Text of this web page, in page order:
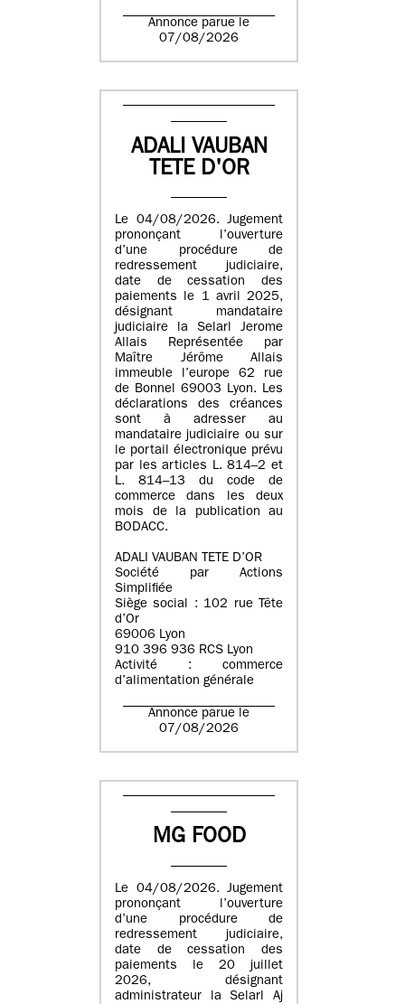
Annonce parue le
07/08/2026
ADALI VAUBAN
TETE D'OR
Le 04/08/2026. Jugement
prononçant l’ouverture
d’une procédure de
redressement judiciaire,
date de cessation des
paiements le 1 avril 2025,
désignant mandataire
judiciaire la Selarl Jerome
Allais Représentée par
Maître Jérôme Allais
immeuble l’europe 62 rue
de Bonnel 69003 Lyon. Les
déclarations des créances
sont à adresser au
mandataire judiciaire ou sur
le portail électronique prévu
par les articles L. 814–2 et
L. 814–13 du code de
commerce dans les deux
mois de la publication au
BODACC.
ADALI VAUBAN TETE D’OR
Société par Actions
Simplifiée
Siège social : 102 rue Tête
d’Or
69006 Lyon
910 396 936 RCS Lyon
Activité : commerce
d’alimentation générale
Annonce parue le
07/08/2026
MG FOOD
Le 04/08/2026. Jugement
prononçant l’ouverture
d’une procédure de
redressement judiciaire,
date de cessation des
paiements le 20 juillet
2026, désignant
administrateur la Selarl Aj